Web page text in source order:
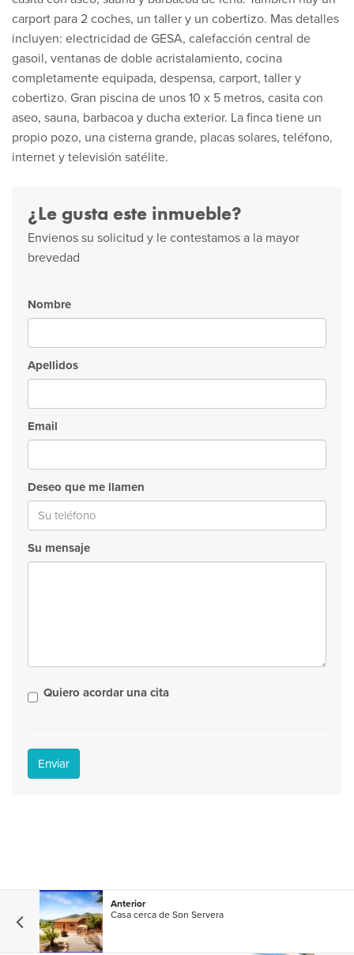
carport para 2 coches, un taller y un cobertizo. Mas detalles
incluyen: electricidad de GESA, calefacción central de
gasoil, ventanas de doble acristalamiento, cocina
completamente equipada, despensa, carport, taller y
cobertizo. Gran piscina de unos 10 x 5 metros, casita con
aseo, sauna, barbacoa y ducha exterior. La finca tiene un
propio pozo, una cisterna grande, placas solares, teléfono,
internet y televisión satélite.
¿Le gusta este inmueble?
Envienos su solicitud y le contestamos a la mayor
brevedad
Nombre
Apellidos
Email
Deseo que me llamen
Su mensaje
Quiero acordar una cita
Enviar
Anterior
Casa cerca de Son Servera